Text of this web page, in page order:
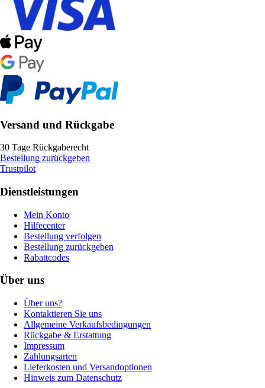
Versand und Rückgabe
30 Tage Rückgaberecht
Bestellung zurückgeben
Trustpilot
Dienstleistungen
Mein Konto
Hilfecenter
Bestellung verfolgen
Bestellung zurückgeben
Rabattcodes
Über uns
Über uns?
Kontaktieren Sie uns
Allgemeine Verkaufsbedingungen
Rückgabe & Erstattung
Impressum
Zahlungsarten
Lieferkosten und Versandoptionen
Hinweis zum Datenschutz